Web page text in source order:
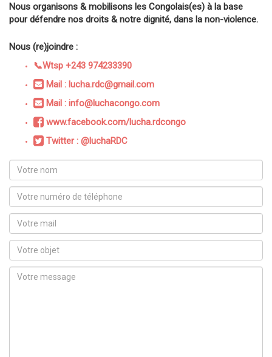
Nous organisons & mobilisons les Congolais(es) à la base
pour défendre nos droits & notre dignité, dans la non-violence.
Nous (re)joindre :
📞Wtsp +243 974233390
Mail : lucha.rdc@gmail.com
Mail : info@luchacongo.com
www.facebook.com/lucha.rdcongo
Twitter : @luchaRDC